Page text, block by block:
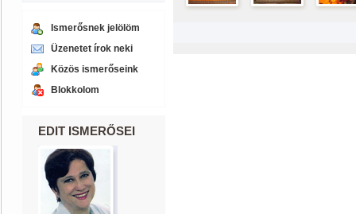
Ismerősnek jelölöm
Üzenetet írok neki
Közös ismerőseink
Blokkolom
EDIT ISMERŐSEI